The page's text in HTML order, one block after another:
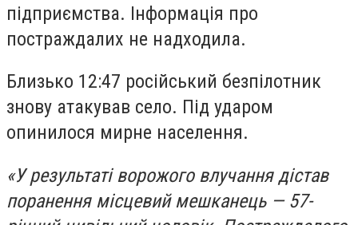
підприємства. Інформація про
постраждалих не надходила.
Близько 12:47 російський безпілотник
знову атакував село. Під ударом
опинилося мирне населення.
«У результаті ворожого влучання дістав
поранення місцевий мешканець — 57-